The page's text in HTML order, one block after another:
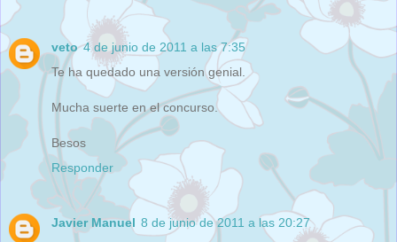
veto 4 de junio de 2011 a las 7:35
Te ha quedado una versión genial.
Mucha suerte en el concurso.
Besos
Responder
Javier Manuel 8 de junio de 2011 a las 20:27